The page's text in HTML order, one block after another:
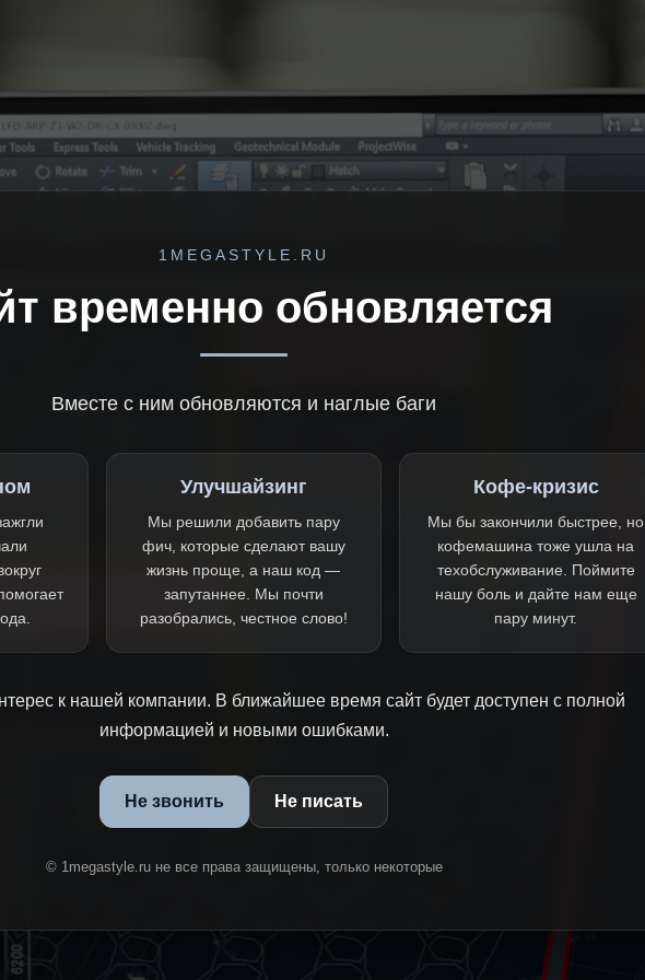
1MEGASTYLE.RU
временно обновляется
Вместе с ним обновляются и наглые баги
Улучшайзинг
Мы решили добавить пару
фич, которые сделают вашу
жизнь проще, а наш код —
запутаннее. Мы почти
разобрались, честное слово!
Кофе-кризис
Мы бы закончили быстрее, но
кофемашина тоже ушла на
техобслуживание. Поймите
нашу боль и дайте нам еще
пару минут.
к нашей компании. В ближайшее время сайт будет доступен с полной
информацией и новыми ошибками.
Не звонить Не писать
© 1megastyle.ru не все права защищены, только некоторые